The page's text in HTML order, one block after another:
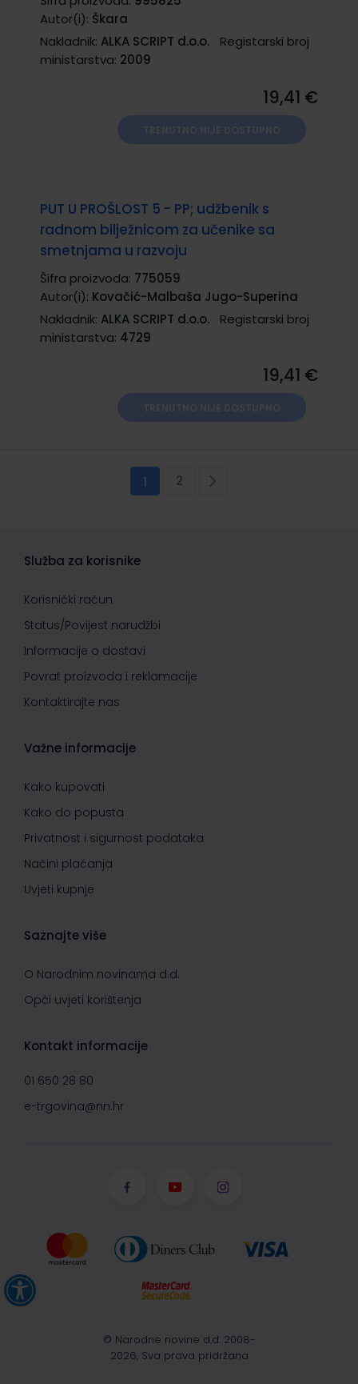
Autor(i): Škara
Nakladnik: ALKA SCRIPT d.o.o.
Registarski broj
ministarstva: 2009
19,41 €
PUT U PROŠLOST 5 - PP; udžbenik s
radnom bilježnicom za učenike sa
smetnjama u razvoju
Šifra proizvoda: 775059
Autor(i): Kovačić-Malbaša Jugo-Superina
Nakladnik: ALKA SCRIPT d.o.o.
Registarski broj
ministarstva: 4729
19,41 €
Stranica
Trenutno pregledavate stranicu
1 Stranica
2
Služba za korisnike
Korisnički račun
Status/Povijest narudžbi
Informacije o dostavi
Povrat proizvoda i reklamacije
Kontaktirajte nas
Važne informacije
Kako kupovati
Kako do popusta
Privatnost i sigurnost podataka
Načini plaćanja
Uvjeti kupnje
Saznajte više
O Narodnim novinama d.d.
Opći uvjeti korištenja
Kontakt informacije
01 650 28 80
e-trgovina@nn.hr
© Narodne novine d.d. 2008-
2026, Sva prava pridržana